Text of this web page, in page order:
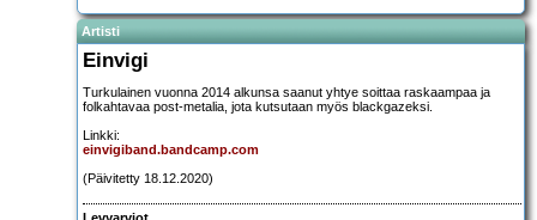
Artisti
Einvigi
Turkulainen vuonna 2014 alkunsa saanut yhtye soittaa raskaampaa ja
folkahtavaa post-metalia, jota kutsutaan myös blackgazeksi.
Linkki:
einvigiband.bandcamp.com
(Päivitetty 18.12.2020)